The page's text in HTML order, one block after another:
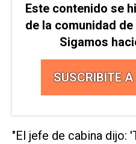
Este contenido se
de la comunidad de
Sigamos
SUSCRIBITE
"El jefe de cabina dijo: